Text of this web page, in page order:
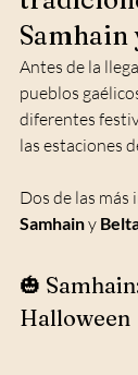
Samhain
Antes de la
pueblos
diferentes
las estaciones
Dos de las
Samhain y
🎃
Halloween